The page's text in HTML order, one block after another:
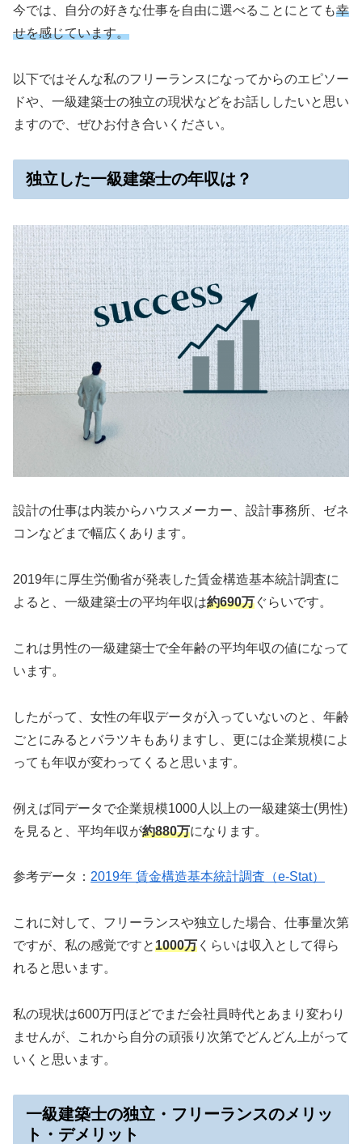
今では、自分の好きな仕事を自由に選べることにとても幸
せを感じています。
以下ではそんな私のフリーランスになってからのエピソー
ドや、一級建築士の独立の現状などをお話ししたいと思い
ますので、ぜひお付き合いください。
独立した一級建築士の年収は？
設計の仕事は内装からハウスメーカー、設計事務所、ゼネ
コンなどまで幅広くあります。
2019年に厚生労働省が発表した賃金構造基本統計調査に
よると、一級建築士の平均年収は約690万ぐらいです。
これは男性の一級建築士で全年齢の平均年収の値になって
います。
したがって、女性の年収データが入っていないのと、年齢
ごとにみるとバラツキもありますし、更には企業規模によ
っても年収が変わってくると思います。
例えば同データで企業規模1000人以上の一級建築士(男性)
を見ると、平均年収が約880万になります。
参考データ： 2019年 賃金構造基本統計調査（e-Stat）
これに対して、フリーランスや独立した場合、仕事量次第
ですが、私の感覚ですと1000万 くらいは収入として得ら
れると思います。
私の現状は600万円ほどでまだ会社員時代とあまり変わり
ませんが、これから自分の頑張り次第でどんどん上がって
いくと思います。
一級建築士の独立・フリーランスのメリッ
ト・デメリット